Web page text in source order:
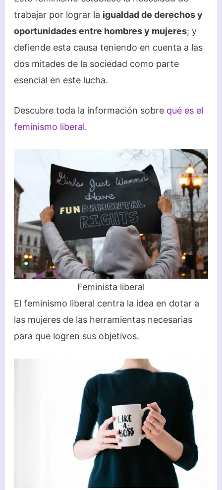
trabajar por lograr la igualdad de derechos y
oportunidades entre hombres y mujeres; y
defiende esta causa teniendo en cuenta a las
dos mitades de la sociedad como parte
esencial en este lucha.
Descubre toda la información sobre qué es el
feminismo liberal.
Feminista liberal
El feminismo liberal centra la idea en dotar a
las mujeres de las herramientas necesarias
para que logren sus objetivos.